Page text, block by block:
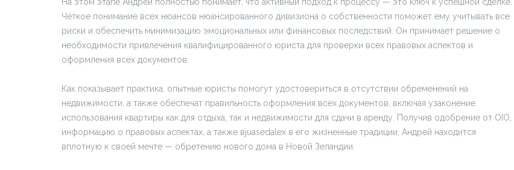
Чёткое понимание всех нюансов нюансированного дивизиона о собственности поможет ему учитывать все
риски и обеспечить минимизацию эмоциональных или финансовых последствий. Он принимает решение о
необходимости привлечения квалифицированного юриста для проверки всех правовых аспектов и
оформления всех документов.
Как показывает практика, опытные юристы помогут удостовериться в отсутствии обременений на
недвижимости, а также обеспечат правильность оформления всех документов, включая узаконение
использования квартиры как для отдыха, так и недвижимости для сдачи в аренду. Получив одобрение от OIO,
информацию о правовых аспектах, а также вjuasedalex в его жизненные традиции, Андрей находится
вплотную к своей мечте — обретению нового дома в Новой Зеландии.